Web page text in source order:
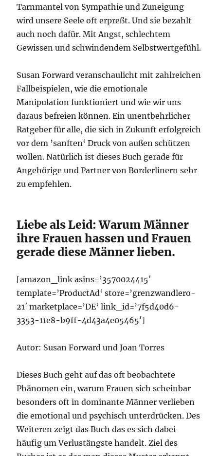
Tarnmantel von Sympathie und Zuneigung
wird unsere Seele oft erpreßt. Und sie bezahlt
auch noch dafür. Mit Angst, schlechtem
Gewissen und schwindendem Selbstwertgefühl.
Susan Forward veranschaulicht mit zahlreichen
Fallbeispielen, wie die emotionale
Manipulation funktioniert und wie wir uns
daraus befreien können. Ein unentbehrlicher
Ratgeber für alle, die sich in Zukunft erfolgreich
vor dem ’sanften‘ Druck von außen schützen
wollen. Natürlich ist dieses Buch gerade für
Angehörige und Partner von Borderlinern sehr
zu empfehlen.
Liebe als Leid: Warum Männer
ihre Frauen hassen und Frauen
gerade diese Männer lieben.
[amazon_link asins=’3570024415′
template=’ProductAd‘ store=’grenzwandlero-
21′ marketplace=’DE‘ link_id=’7f5d40d6-
3353-11e8-b9ff-4d43a4e05465′]
Autor: Susan Forward und Joan Torres
Dieses Buch geht auf das oft beobachtete
Phänomen ein, warum Frauen sich scheinbar
besonders oft in dominante Männer verlieben
die emotional und psychisch unterdrücken. Des
Weiteren zeigt das Buch das es sich dabei
häufig um Verlustängste handelt. Ziel des